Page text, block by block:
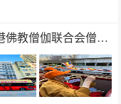
慈悲关爱齐抗疫！89岁绍根长老携香港佛教僧伽联合会僧众为香港洒净祈福